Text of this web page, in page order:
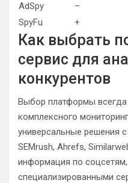
AdSpy
–
SpyFu
+
Как выбрать
сервис для
конкурентов
Выбор платформы
комплексного
универсальные решения
SEMrush, Ahrefs,
информация по
специализированными